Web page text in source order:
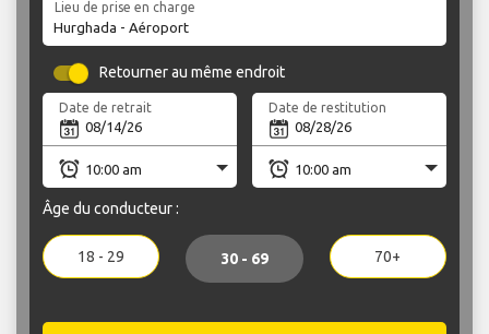
Lieu de prise en charge
Retourner au même endroit
Date de retrait Date de restitution
Âge du conducteur :
18 - 29 30 - 69 70+